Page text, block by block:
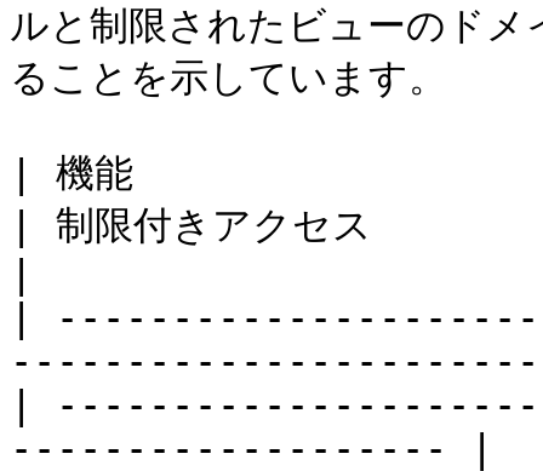
ルと制限されたビューのド
ることを示しています。
| 機能
| 制限付きアクセス
|
|
------------------- |